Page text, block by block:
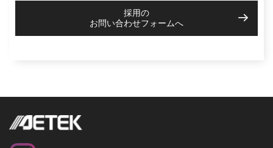
採用の
お問い合わせフォームへ